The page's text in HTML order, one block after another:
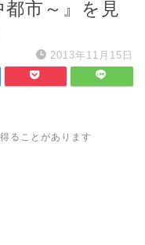
市～』を見
2013年11月15日
ることがあります